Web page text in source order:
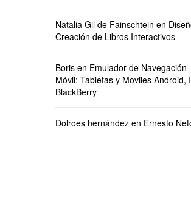
Natalia Gil de Fainschtein en
Creación de Libros Interactivos
Borisen Emulador de Navegación
Móvil: Tabletas y Moviles Android,
BlackBerry
Dolroes hernándezen Ernesto